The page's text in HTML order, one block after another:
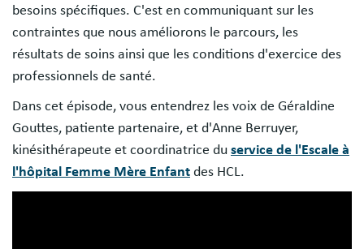
besoins spécifiques. C'est en communiquant sur les
contraintes que nous améliorons le parcours, les
résultats de soins ainsi que les conditions d'exercice des
professionnels de santé.
Dans cet épisode, vous entendrez les voix de Géraldine
Gouttes, patiente partenaire, et d'Anne Berruyer,
kinésithérapeute et coordinatrice du service de l'Escale à
l'hôpital Femme Mère Enfant des HCL.